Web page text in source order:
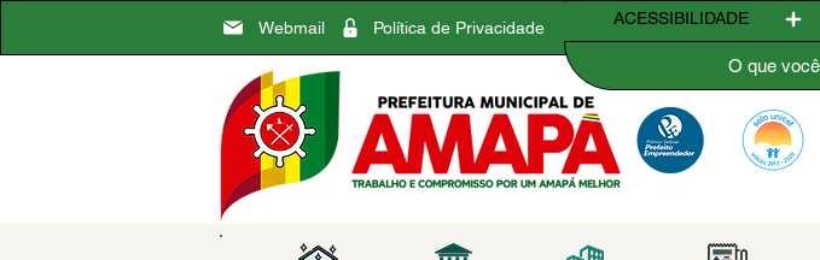
Webmail Política de Privacidade ACESSIBILIDADE